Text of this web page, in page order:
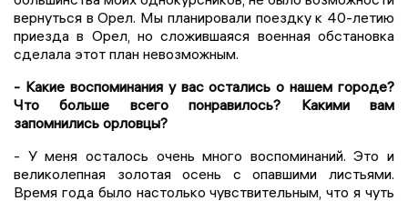
вернуться в Орел. Мы планировали поездку к 40-летию
приезда в Орел, но сложившаяся военная обстановка
сделала этот план невозможным.
- Какие воспоминания у вас остались о нашем городе?
Что больше всего понравилось? Какими вам
запомнились орловцы?
- У меня осталось очень много воспоминаний. Это и
великолепная золотая осень с опавшими листьями.
Время года было настолько чувствительным, что я чуть